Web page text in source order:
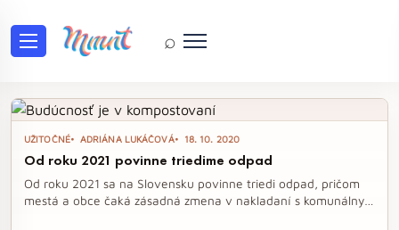
⌕
Tag: odpad
UŽITOČNÉ ADRIÁNA LUKÁČOVÁ 18. 10. 2020
Od roku 2021 povinne triedime odpad
Od roku 2021 sa na Slovensku povinne triedi odpad, pričom
mestá a obce čaká zásadná zmena v nakladaní s komunálnym